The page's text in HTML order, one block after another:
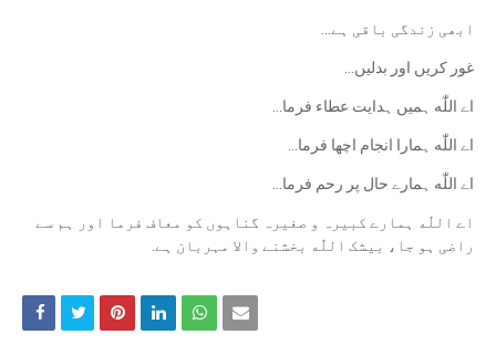
ابھی زندگی باقی ہے...
غور کریں اور بدلیں...
اے اللّٰه ہمیں ہدایت عطاء فرما...
اے اللّٰه ہمارا انجام اچھا فرما...
اے اللّٰه ہمارے حال پر رحم فرما...
اے اللّٰه ہمارے کبیرہ و صغیرہ گناہوں کو معاف فرما اور ہم سے
راضی ہو جا، بیشک اللّٰه بخشنے والا مہربان ہے.